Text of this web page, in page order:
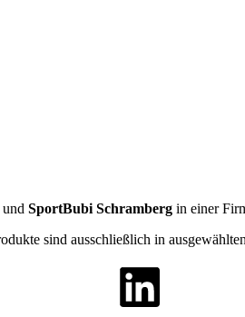
und SportBubi Schramberg in einer
sind ausschließlich in